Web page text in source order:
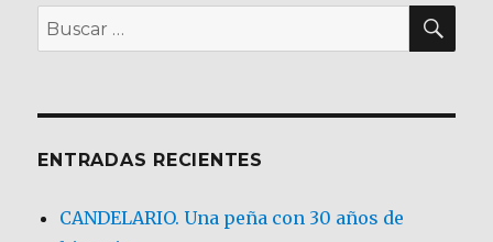
Buscar
por:
ENTRADAS RECIENTES
CANDELARIO. Una peña con 30 años de